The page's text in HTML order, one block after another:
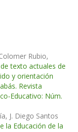
Rubio,
texto actuales de
y orientación
Revista
Educativo: Núm.
J. Diego Santos
la Educación de la